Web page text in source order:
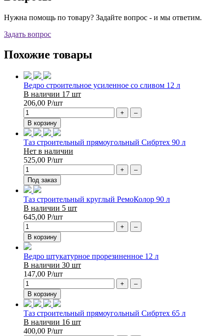
Нужна помощь по товару? Задайте вопрос - и мы ответим.
Задать вопрос
Похожие товары
Ведро строительное усиленное со сливом 12 л
В наличии 17 шт
206,00 Р/шт
+
–
В корзину
Таз строительный прямоугольный Сибртех 90 л
Нет в наличии
525,00 Р/шт
+
–
Под заказ
Таз строительный круглый РемоКолор 90 л
В наличии 5 шт
645,00 Р/шт
+
–
В корзину
Ведро штукатурное прорезиненное 12 л
В наличии 30 шт
147,00 Р/шт
+
–
В корзину
Таз строительный прямоугольный Сибртех 65 л
В наличии 16 шт
400,00 Р/шт